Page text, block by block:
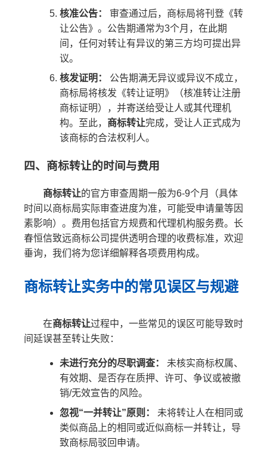
核准公告：
审查通过后，商标局将刊登《转
让公告》。公告期通常为3个月，在此期
间，任何对转让有异议的第三方均可提出异
议。
核发证明：
公告期满无异议或异议不成立，
商标局将核发《转让证明》（核准转让注册
商标证明），并寄送给受让人或其代理机
构。至此， 商标转让完成，受让人正式成为
该商标的合法权利人。
四、商标转让的时间与费用
商标转让的官方审查周期一般为6-9个月（具体
时间以商标局实际审查进度为准，可能受申请量等因
素影响）。费用包括官方规费和代理机构服务费。长
春恒信致远商标公司提供透明合理的收费标准，欢迎
垂询，我们将为您详细解释各项费用构成。
商标转让实务中的常见误区与规避
在商标转让过程中，一些常见的误区可能导致时
间延误甚至转让失败：
未进行充分的尽职调查：
未核实商标权属、
有效期、是否存在质押、许可、争议或被撤
销/无效宣告的风险。
忽视“一并转让”原则：
未将转让人在相同或
类似商品上的相同或近似商标一并转让，导
致商标局驳回申请。